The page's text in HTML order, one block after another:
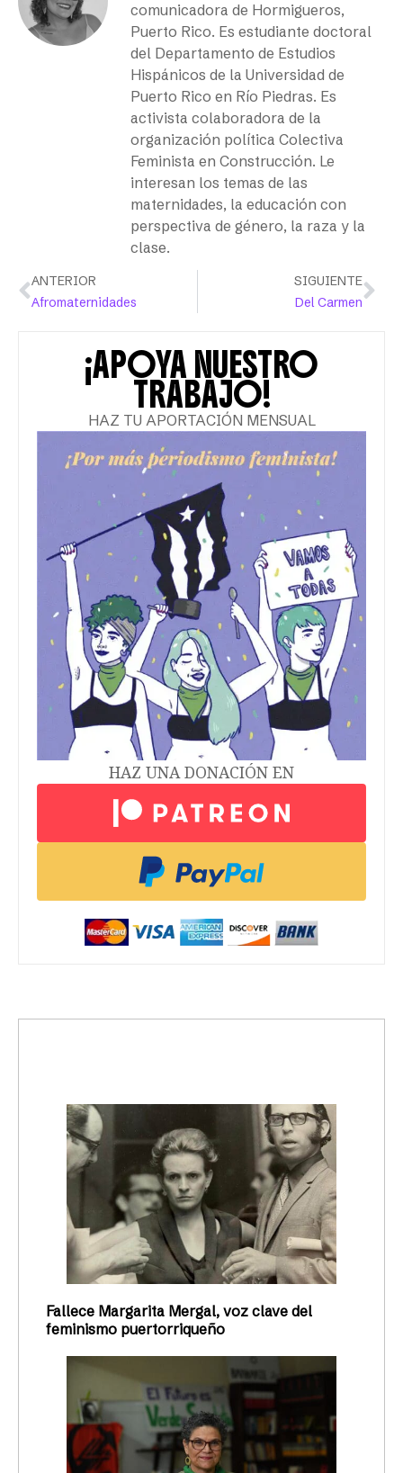
comunicadora de Hormigueros,
Puerto Rico. Es estudiante doctoral
del Departamento de Estudios
Hispánicos de la Universidad de
Puerto Rico en Río Piedras. Es
activista colaboradora de la
organización política Colectiva
Feminista en Construcción. Le
interesan los temas de las
maternidades, la educación con
perspectiva de género, la raza y la
clase.
ANTERIOR
Afromaternidades
SIGUIENTE
Del Carmen
¡APOYA NUESTRO
TRABAJO!
HAZ TU APORTACIÓN MENSUAL
HAZ UNA DONACIÓN EN
Fallece Margarita Mergal, voz clave del
feminismo puertorriqueño